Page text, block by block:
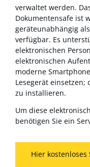
verwaltet werden.
Dokumentensafe ist
geräteunabhängig
verfügbar. Es
elektronischen
elektronischen
moderne
Lesegerät
zu installieren.
Um diese
benötigen Sie ein
Hier kostenloses